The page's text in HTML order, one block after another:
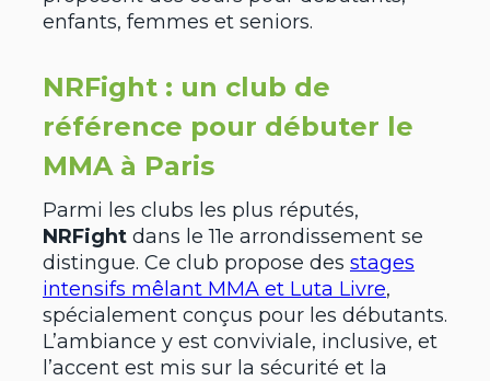
enfants, femmes et seniors.
NRFight : un club de
référence pour débuter le
MMA à Paris
Parmi les clubs les plus réputés,
NRFight dans le 11e arrondissement se
distingue. Ce club propose des stages
intensifs mêlant MMA et Luta Livre,
spécialement conçus pour les débutants.
L’ambiance y est conviviale, inclusive, et
l’accent est mis sur la sécurité et la